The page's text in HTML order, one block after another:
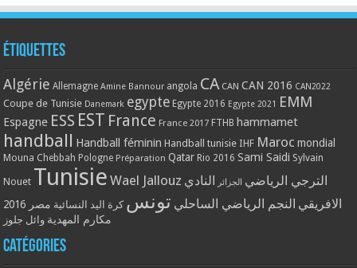
Étiquettes
Algérie Allemagne Amine Bannour angola CA CAN CAN 2016 CAN2022
Coupe de Tunisie Danemark egypte Egypte 2016 Egypte 2021 EMM
Espagne ESS EST France France 2017 FTHB hammamet
handball Handball féminin Handball tunisie IHF Maroc mondial
Mouna Chebbah Pologne Préparation Qatar Rio 2016 Sami Saidi Sylvain
Nouet Tunisie Wael Jallouz الترجي الرياضي الجزائر النادي
الافريقي النجم الرياضي الساحلي تونس كرة اليد النسائية مصر 2016
مكارم المهدية وائل جلوز
Catégories